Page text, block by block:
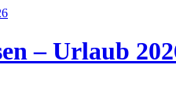
– Urlaub